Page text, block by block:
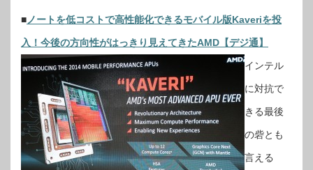
■ノートを低コストで高性能化できるモバイル版Kaveriを投
入！今後の方向性がはっきり見えてきたAMD【デジ通】
インテル
に対抗で
きる最後
の砦とも
言える